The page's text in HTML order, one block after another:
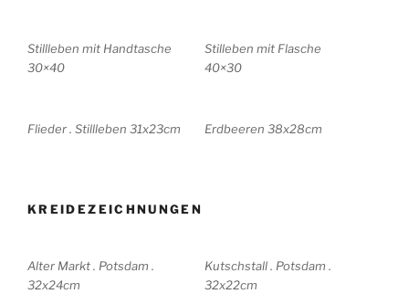
Stillleben mit Handtasche
30×40
Stilleben mit Flasche
40×30
Flieder . Stillleben 31x23cm Erdbeeren 38x28cm
KREIDEZEICHNUNGEN
Alter Markt . Potsdam .
32x24cm
Kutschstall . Potsdam .
32x22cm